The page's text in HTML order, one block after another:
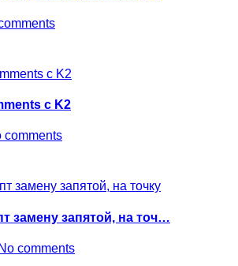
с K2
comments
замену запятой, на точ…
No comments